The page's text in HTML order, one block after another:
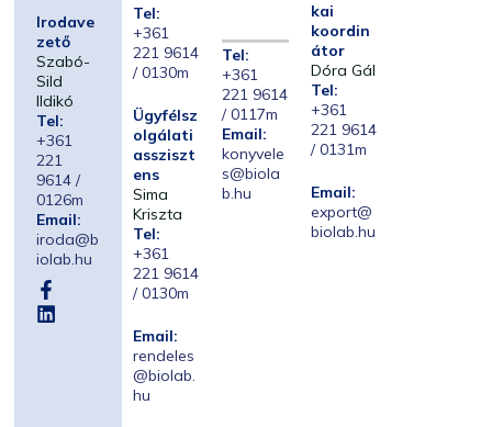
Irodave
zető
Szabó-
Sild
Ildikó
Tel:
+361
221
9614 /
0126m
Email:
iroda@b
iolab.hu
Tel:
+361
221 9614
/ 0130m
Ügyfélsz
olgálati
assziszt
ens
Sima
Kriszta
Tel:
+361
221 9614
/ 0130m
Email:
rendeles
@biolab.
hu
Tel:
+361
221 9614
/ 0117m
Email:
konyvele
s@biola
b.hu
kai
koordin
átor
Dóra Gál
Tel:
+361
221 9614
/ 0131m
Email:
export@
biolab.hu